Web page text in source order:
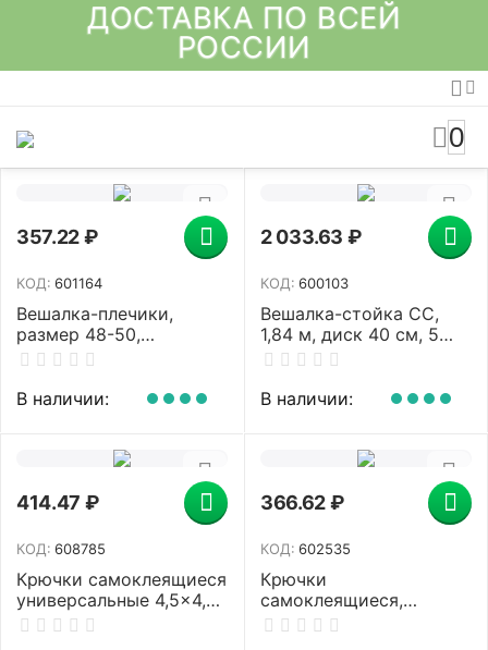
ДОСТАВКА ПО ВСЕЙ
РОССИИ
0
357.22₽
КОД: 601164
Вешалка-плечики,
размер 48-50,
деревянная,
перекладина, цвет
В наличии:
2 033.63 ₽
КОД: 600103
Вешалка-стойка СС,
1,84 м, диск 40 см, 5
основных + 3
крючка, металл, черная
В наличии:
414.47 ₽
КОД: 608785
Крючки самоклеящиеся
универсальные 4,5x4,5
см, КОМПЛЕКТ 4 шт.,
366.62₽
КОД: 602535
Крючки
самоклеящиеся,
комплект 10 шт.,